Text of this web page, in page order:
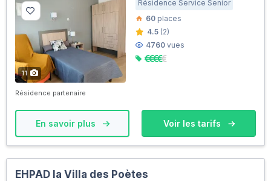
11
Résidence Service Senior
60 places
4.5 (2)
4760 vues
Résidence partenaire
En savoir plus Voir les tarifs
EHPAD la Villa des Poètes